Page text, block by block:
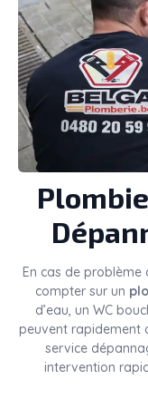
En cas de problème
compter sur un
d’eau, un WC
peuvent rapidement
service
intervention